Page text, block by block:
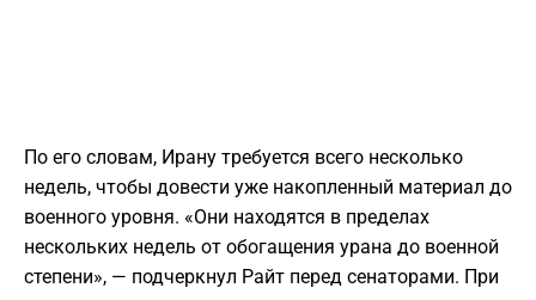
По его словам, Ирану требуется всего несколько
недель, чтобы довести уже накопленный материал до
военного уровня. «Они находятся в пределах
нескольких недель от обогащения урана до военной
степени», — подчеркнул Райт перед сенаторами. При